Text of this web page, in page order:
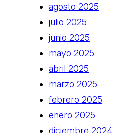
agosto 2025
julio 2025
junio 2025
mayo 2025
abril 2025
marzo 2025
febrero 2025
enero 2025
diciembre 2024